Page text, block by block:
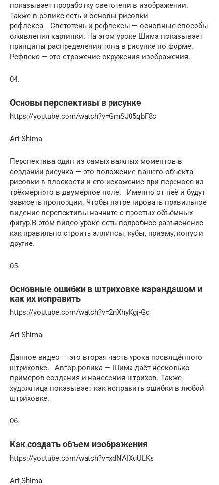
показывает проработку светотени в изображении.
Также в ролике есть и основы рисовки
рефлекса.⠀Светотень и рефлексы — основные способы
оживления картинки. На этом уроке Шима показывает
принципы распределения тона в рисунке по форме.
Рефлекс — это отражение окружения изображения.
04.
Основы перспективы в рисунке
https://youtube.com/watch?v=GmSJ05qbF8c
Art Shima
Перспектива один из самых важных моментов в
создании рисунка — это положение вашего объекта
рисовки в плоскости и его искажение при переносе из
трёхмерного в двумерное поле.⠀Именно от неё и будут
зависеть пропорции. Чтобы натренировать правильное
видение перспективы начните с простых объёмных
фигур.В этом видео уроке есть подробное разъяснение
как правильно строить эллипсы, кубы, призму, конус и
другие.
05.
Основные ошибки в штриховке карандашом и
как их исправить
https://youtube.com/watch?v=2nXhyKgj-Gc
Art Shima
Данное видео — это вторая часть урока посвящённого
штриховке.⠀Автор ролика — Шима даёт несколько
примеров создания и нанесения штрихов. Также
художница показывает как исправить ошибки в любой
штриховке.
06.
Как создать объем изображения
https://youtube.com/watch?v=xdNAIXuULKs
Art Shima